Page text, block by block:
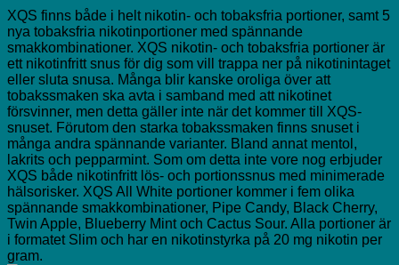
XQS finns både i helt nikotin- och tobaksfria portioner, samt 5
nya tobaksfria nikotinportioner med spännande
smakkombinationer. XQS nikotin- och tobaksfria portioner är
ett nikotinfritt snus för dig som vill trappa ner på nikotinintaget
eller sluta snusa. Många blir kanske oroliga över att
tobakssmaken ska avta i samband med att nikotinet
försvinner, men detta gäller inte när det kommer till XQS-
snuset. Förutom den starka tobakssmaken finns snuset i
många andra spännande varianter. Bland annat mentol,
lakrits och pepparmint. Som om detta inte vore nog erbjuder
XQS både nikotinfritt lös- och portionssnus med minimerade
hälsorisker. XQS All White portioner kommer i fem olika
spännande smakkombinationer, Pipe Candy, Black Cherry,
Twin Apple, Blueberry Mint och Cactus Sour. Alla portioner är
i formatet Slim och har en nikotinstyrka på 20 mg nikotin per
gram.